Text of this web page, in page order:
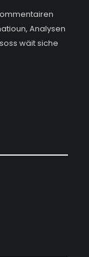
Analysen
wäit siche